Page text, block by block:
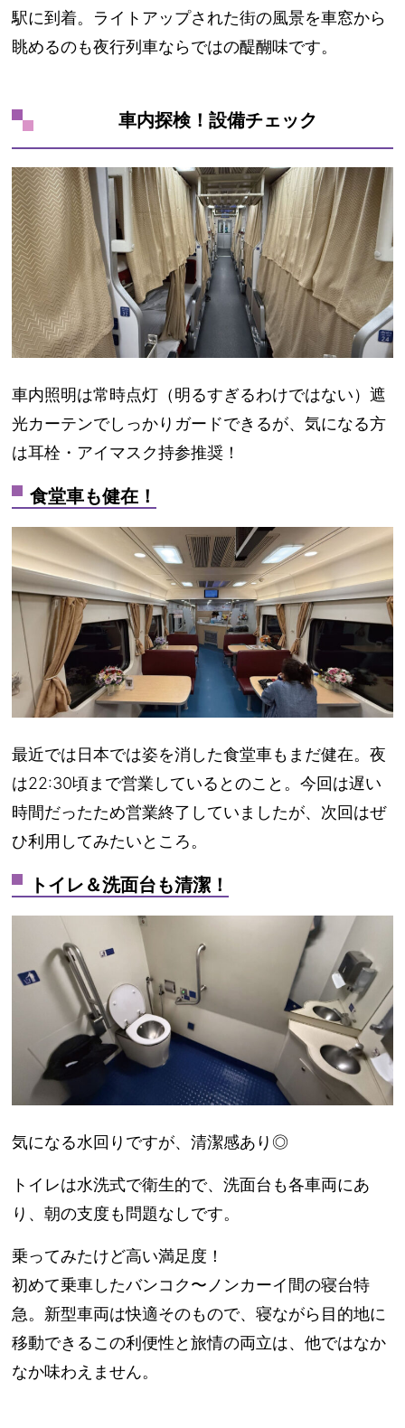
駅に到着。ライトアップされた街の風景を車窓から
眺めるのも夜行列車ならではの醍醐味です。
車内探検！設備チェック
車内照明は常時点灯（明るすぎるわけではない）遮
光カーテンでしっかりガードできるが、気になる方
は耳栓・アイマスク持参推奨 ！
食堂車も健在！
最近では日本では姿を消した食堂車もまだ健在。夜
は22:30頃まで営業しているとのこと。今回は遅い
時間だったため営業終了していましたが、次回はぜ
ひ利用してみたいところ。
トイレ＆洗面台も清潔！
気になる水回りですが、清潔感あり◎
トイレは水洗式で衛生的で、洗面台も各車両にあ
り、朝の支度も問題なしです。
乗ってみたけど高い満足度！
初めて乗車したバンコク〜ノンカーイ間の寝台特
急。新型車両は快適そのもので、寝ながら目的地に
移動できるこの利便性と旅情の両立は、他ではなか
なか味わえません。